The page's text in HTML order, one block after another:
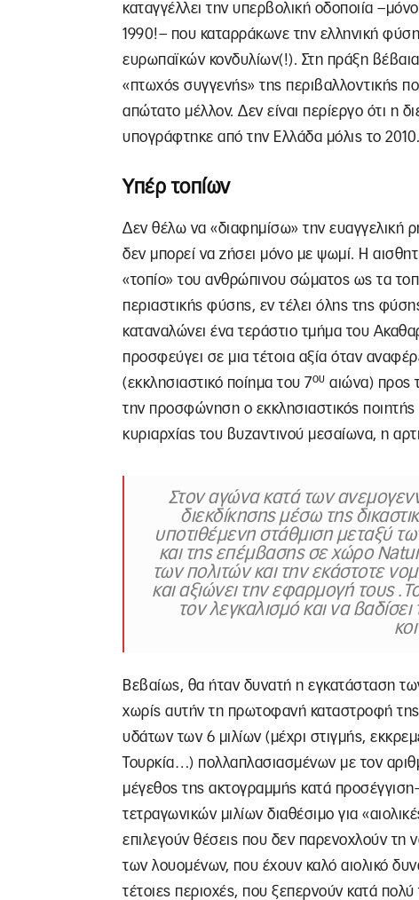
καταγγέλλει την υπερβολική οδοποιία
1990!– που καταρράκωνε την ελληνική
ευρωπαϊκών κονδυλίων(!). Στη πράξη
«πτωχός συγγενής» της περιβαλλοντικής
απώτατο μέλλον. Δεν είναι περίεργο ότι η
υπογράφτηκε από την Ελλάδα μόλις το 2010.
Υπέρ τοπίων
Δεν θέλω να «διαφημίσω» την ευαγγελική
δεν μπορεί να ζήσει μόνο με ψωμί. Η
«τοπίο» του ανθρώπινου σώματος ως τα
περιαστικής φύσης, εν τέλει όλης της
καταναλώνει ένα τεράστιο τμήμα του
προσφεύγει σε μια τέτοια αξία όταν
(εκκλησιαστικό ποίημα του 7ου αιώνα) προς
την προσφώνηση ο εκκλησιαστικός ποιητής
κυριαρχίας του βυζαντινού μεσαίωνα, η
Στον αγώνα κατά των
διεκδίκησης μέσω της
υποτιθέμενη στάθμιση μεταξύ
και της επέμβασης σε χώρο
των πολιτών και την εκάστοτε
και αξιώνει την εφαρμογή τους
τον λεγκαλισμό και να
Βεβαίως, θα ήταν δυνατή η εγκατάσταση
χωρίς αυτήν τη πρωτοφανή καταστροφή
υδάτων των 6 μιλίων (μέχρι στιγμής,
Τουρκία…) πολλαπλασιασμένων με τον
μέγεθος της ακτογραμμής κατά
τετραγωνικών μιλίων διαθέσιμο για
επιλεγούν θέσεις που δεν παρενοχλούν τη
των λουομένων, που έχουν καλό αιολικό
τέτοιες περιοχές, που ξεπερνούν κατά